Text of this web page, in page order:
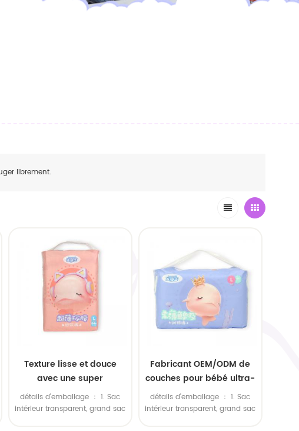
librement.
Texture lisse et douce
avec une super
absorption pour les
couches pour nouveau-
détails d'emballage ： 1. Sac
intérieur transparent, grand sac
Fabricant OEM/ODM de
couches pour bébé ultra-
absorbantes et douces
détails d'emballage ： 1. Sac
intérieur transparent, grand sac